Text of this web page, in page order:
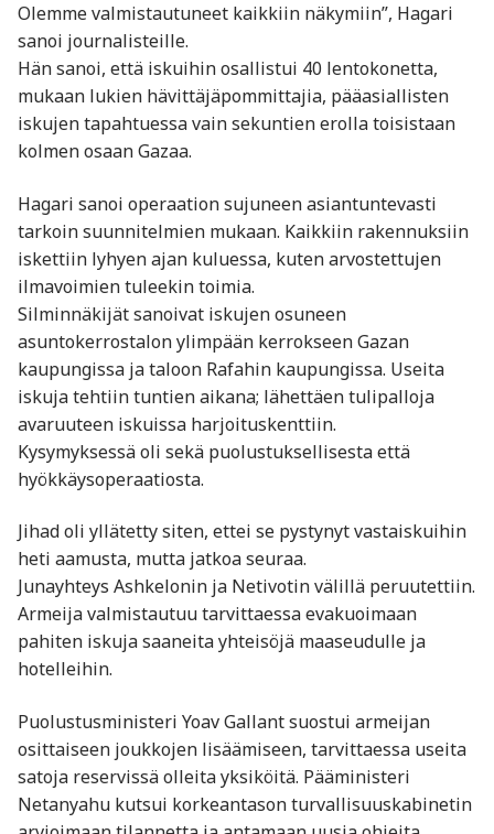
Olemme valmistautuneet kaikkiin näkymiin”, Hagari
sanoi journalisteille.
Hän sanoi, että iskuihin osallistui 40 lentokonetta,
mukaan lukien hävittäjäpommittajia, pääasiallisten
iskujen tapahtuessa vain sekuntien erolla toisistaan
kolmen osaan Gazaa.
Hagari sanoi operaation sujuneen asiantuntevasti
tarkoin suunnitelmien mukaan. Kaikkiin rakennuksiin
iskettiin lyhyen ajan kuluessa, kuten arvostettujen
ilmavoimien tuleekin toimia.
Silminnäkijät sanoivat iskujen osuneen
asuntokerrostalon ylimpään kerrokseen Gazan
kaupungissa ja taloon Rafahin kaupungissa. Useita
iskuja tehtiin tuntien aikana; lähettäen tulipalloja
avaruuteen iskuissa harjoituskenttiin.
Kysymyksessä oli sekä puolustuksellisesta että
hyökkäysoperaatiosta.
Jihad oli yllätetty siten, ettei se pystynyt vastaiskuihin
heti aamusta, mutta jatkoa seuraa.
Junayhteys Ashkelonin ja Netivotin välillä peruutettiin.
Armeija valmistautuu tarvittaessa evakuoimaan
pahiten iskuja saaneita yhteisöjä maaseudulle ja
hotelleihin.
Puolustusministeri Yoav Gallant suostui armeijan
osittaiseen joukkojen lisäämiseen, tarvittaessa useita
satoja reservissä olleita yksiköitä. Pääministeri
Netanyahu kutsui korkeantason turvallisuuskabinetin